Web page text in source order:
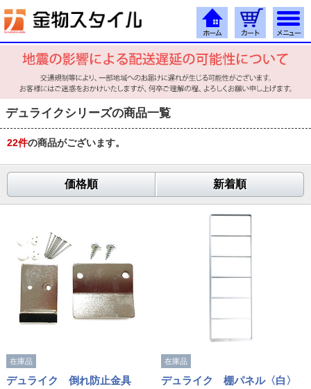
デュライクシリーズの商品一覧
22件の商品がございます。
価格順 新着順
在庫品
デュライク 倒れ防止金具
在庫品
デュライク 棚パネル〈白〉